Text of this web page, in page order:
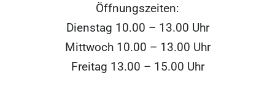
Öffnungszeiten:
Dienstag 10.00 – 13.00 Uhr
Mittwoch 10.00 – 13.00 Uhr
Freitag 13.00 – 15.00 Uhr